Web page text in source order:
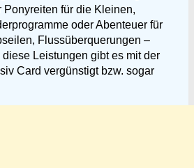
Ponyreiten für die Kleinen,
oder Abenteuer für
Flussüberquerungen –
Leistungen gibt es mit der
Card vergünstigt bzw. sogar